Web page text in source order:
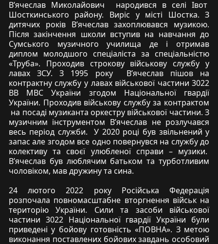
В’ячеслав Миколайович
народився в селі Івот
Шосткинського району. Виріс у місті Шостка. З
дитячих років В’ячеслав захоплювався музикою.
Після закінчення школи вступив на навчання до
Сумського музичного училища де і отримав
диплом молодшого спеціаліста за спеціальністю
«Труба». Проходив строкову військову службу у
лавах ЗСУ. З 1995 року
В’ячеслав пішов на
контрактну службу у лавах військової частини 3022
ВВ МВС України згодом Національної гвардії
України. Проходив військову службу за контрактом
на посаді музиканта оркестру військової частини. З
музичним інструментом В’ячеслав не розлучався
весь період служби.
У 2020 році був звільнений у
запас але згодом все одно повернувся на службу до
колективу та своєї улюбленої справи – музики.
В’ячеслав був люблячим батьком та турботливим
чоловіком, мав дружину та сина.
24 лютого 2022 року Російська Федерація
розпочала повномасштабне вторгнення військ на
територію України. Сили та засоби військової
частини 3022 Національної гвардії України були
приведені у бойову готовність «ПОВНА». З метою
виконання поставлених бойових завдань особовий